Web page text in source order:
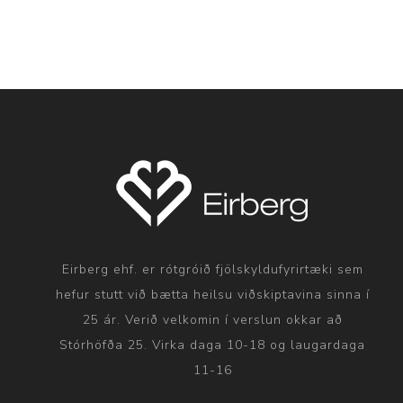
Eirberg ehf. er rótgróið fjölskyldufyrirtæki sem
hefur stutt við bætta heilsu viðskiptavina sinna í
25 ár. Verið velkomin í verslun okkar að
Stórhöfða 25. Virka daga 10-18 og laugardaga
11-16